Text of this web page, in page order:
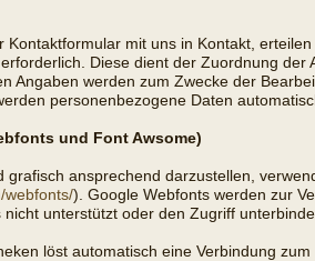
mit uns in Kontakt,
Diese dient der Zuordnung
Angaben werden zum Zwecke der
personenbezogene Daten
und Font Awsome)
ansprechend darzustellen,
webfonts/). Google Webfonts werden zur
unterstützt oder den Zugriff
löst automatisch eine Verbindung